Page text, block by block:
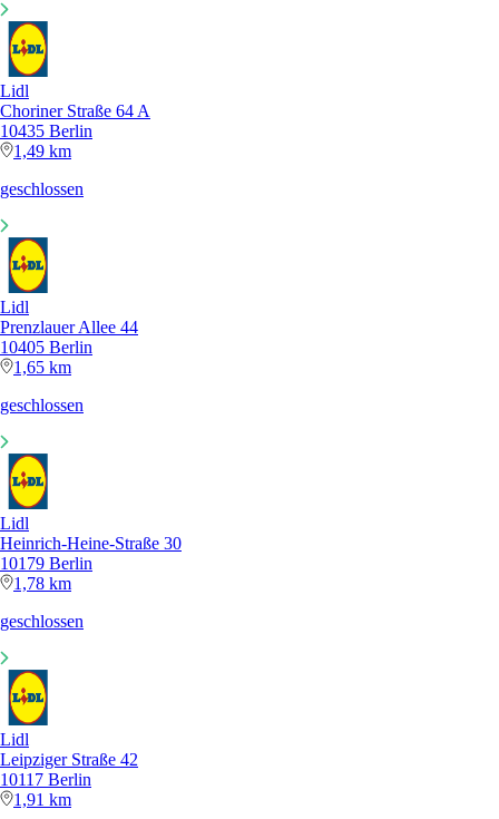
Lidl
Choriner Straße 64 A
10435 Berlin
1,49 km
geschlossen
Lidl
Prenzlauer Allee 44
10405 Berlin
1,65 km
geschlossen
Lidl
Heinrich-Heine-Straße 30
10179 Berlin
1,78 km
geschlossen
Lidl
Leipziger Straße 42
10117 Berlin
1,91 km